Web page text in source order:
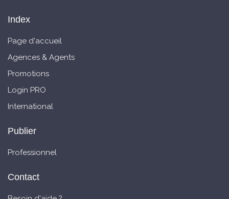
Index
Page d'accueil
Agences & Agents
Promotions
Login PRO
International
Publier
Professionnel
Contact